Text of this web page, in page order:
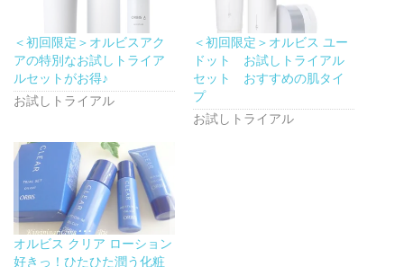
い
ウ
ィ
ン
ド
で
ま
す
ク
し
て
く
だ
さ
い
い
ィ
ン
ド
ウ
で
開
き
ま
す
)
新
し
い
ウ
ィ
す
)
＜初回限定＞オルビスアク
アの特別なお試しトライア
ルセットがお得♪
お試しトライアル
＜初回限定＞オルビス ユー
ドット お試しトライアル
セット おすすめの肌タイ
プ
お試しトライアル
オルビス クリア ローション
好きっ！ひたひた潤う化粧